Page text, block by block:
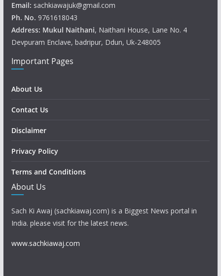
Email: sachkiawajuk@gmail.com
Ph. No. 9761618043
Address: Mukul Naithani, Naithani House, Lane No. 4
Devpuram Enclave, badripur, Ddun, Uk-248005
Important Pages
About Us
Contact Us
Disclaimer
Privacy Policy
Terms and Conditions
About Us
Sach Ki Awaj (sachkiawaj.com) is a Biggest News portal in
India. please visit for the latest news.
www.sachkiawaj.com